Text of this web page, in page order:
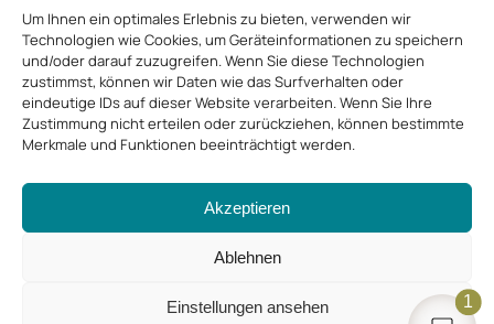
Um Ihnen ein optimales Erlebnis zu bieten, verwenden wir
Technologien wie Cookies, um Geräteinformationen zu speichern
und/oder darauf zuzugreifen. Wenn Sie diese Technologien
zustimmst, können wir Daten wie das Surfverhalten oder
eindeutige IDs auf dieser Website verarbeiten. Wenn Sie Ihre
Zustimmung nicht erteilen oder zurückziehen, können bestimmte
Merkmale und Funktionen beeinträchtigt werden.
Akzeptieren
Ablehnen
Einstellungen ansehen
"Entspannte Ferien in der
Tiroler Bergwelt"
Kerstin, 36-40, August 2019
1